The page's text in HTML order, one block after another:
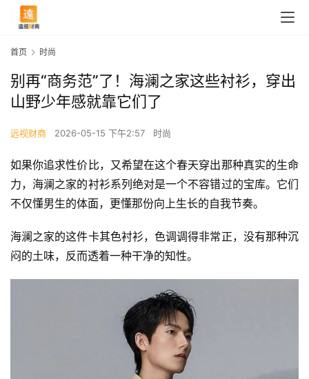
首页 时尚
别再“商务范”了！海澜之家这些衬衫，穿出
山野少年感就靠它们了
远视财商 2026-05-15 下午2:57 时尚
如果你追求性价比，又希望在这个春天穿出那种真实的生命
力，海澜之家的衬衫系列绝对是一个不容错过的宝库。它们
不仅懂男生的体面，更懂那份向上生长的自我节奏。
海澜之家的这件卡其色衬衫，色调调得非常正，没有那种沉
闷的土味，反而透着一种干净的知性。